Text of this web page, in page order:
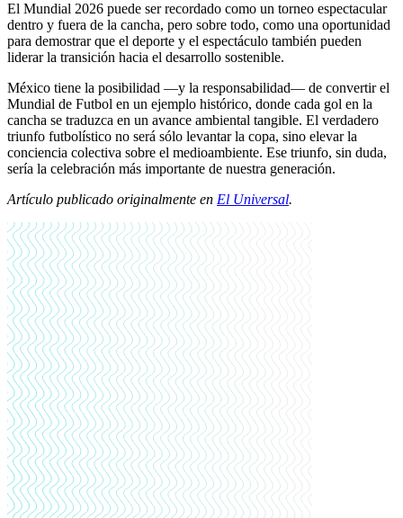
El Mundial 2026 puede ser recordado como un torneo espectacular
dentro y fuera de la cancha, pero sobre todo, como una oportunidad
para demostrar que el deporte y el espectáculo también pueden
liderar la transición hacia el desarrollo sostenible.
México tiene la posibilidad —y la responsabilidad— de convertir el
Mundial de Futbol en un ejemplo histórico, donde cada gol en la
cancha se traduzca en un avance ambiental tangible. El verdadero
triunfo futbolístico no será sólo levantar la copa, sino elevar la
conciencia colectiva sobre el medioambiente. Ese triunfo, sin duda,
sería la celebración más importante de nuestra generación.
Artículo publicado originalmente en El Universal.